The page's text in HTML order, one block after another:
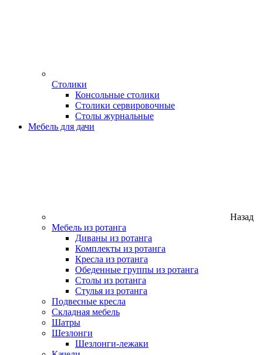
Столики
Консольные столики
Столики сервировочные
Столы журнальные
Мебель для дачи
Назад
Мебель из ротанга
Диваны из ротанга
Комплекты из ротанга
Кресла из ротанга
Обеденные группы из ротанга
Столы из ротанга
Стулья из ротанга
Подвесные кресла
Складная мебель
Шатры
Шезлонги
Шезлонги-лежаки